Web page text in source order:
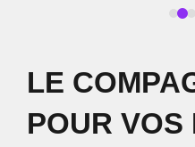
LE
POUR VOS